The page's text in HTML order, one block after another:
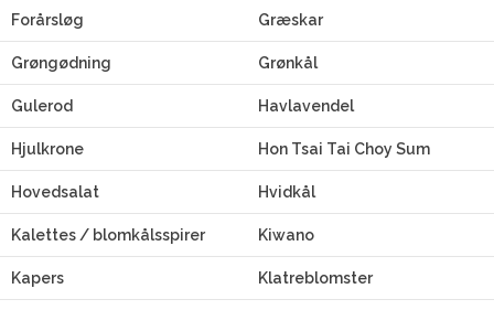
Forårsløg Græskar
Grøngødning Grønkål
Gulerod Havlavendel
Hjulkrone Hon Tsai Tai Choy Sum
Hovedsalat Hvidkål
Kalettes / blomkålsspirer Kiwano
Kapers Klatreblomster